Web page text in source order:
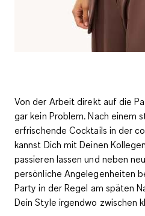
Von der Arbeit direkt auf die
gar kein Problem. Nach einem
erfrischende Cocktails in der
kannst Dich mit Deinen
passieren lassen und neben
persönliche Angelegenheiten
Party in der Regel am späten
Dein Style irgendwo zwischen